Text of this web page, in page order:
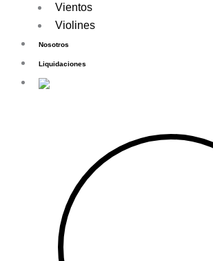
Vientos
Violines
Nosotros
Liquidaciones